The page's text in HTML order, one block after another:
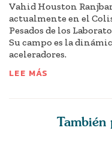
Vahid Houston
actualmente en el
Pesados de los
Su campo es la
aceleradores.
LEE MÁS
También